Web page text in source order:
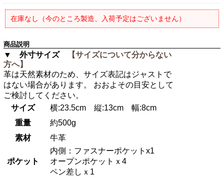
在庫なし（今のところ製造、入荷予定はございません）
商品説明
▼ 外寸サイズ
【サイズについて分からない
方へ】
革は天然素材のため、サイズ表記はジャストで
はない場合があります。 おおよその目安として
ご検討してください。
サイズ
横:23.5cm 縦:13cm 幅:8cm
重量
約500g
素材
牛革
ポケット
内側：ファスナーポケットx1
オープンポケットｘ4
ペン差しｘ1